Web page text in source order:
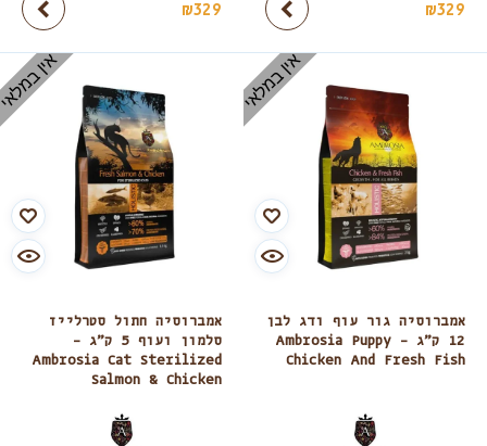
₪329
₪329
אמברוסיה גור עוף ודג לבן
12 ק”ג – Ambrosia Puppy
Chicken And Fresh Fish
אין במלאי
אמברוסיה חתול סטרלייז
סלמון ועוף 5 ק”ג –
Ambrosia Cat Sterilized
Salmon & Chicken
אין